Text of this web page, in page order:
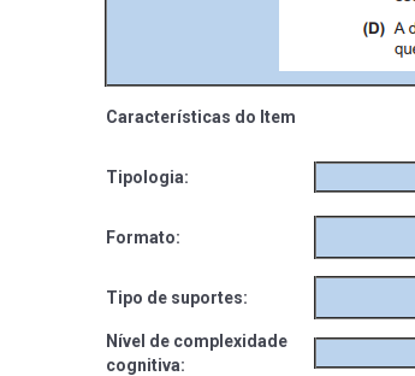
Características do Item
Tipologia:
Formato:
Tipo de suportes:
Nível de complexidade
cognitiva: